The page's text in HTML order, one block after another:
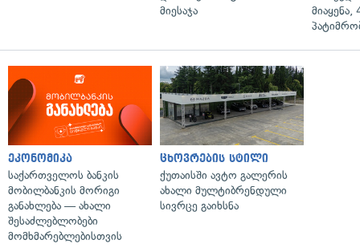
მიესაჯა
ეკონომიკა
საქართველოს ბანკის
მობილბანკის მორიგი
განახლება — ახალი
შესაძლებლობები
მომხმარებლებისთვის
ცხოვრების სტილი
ქუთაისში ავტო გალერის
ახალი მულტიბრენდული
სივრცე გაიხსნა